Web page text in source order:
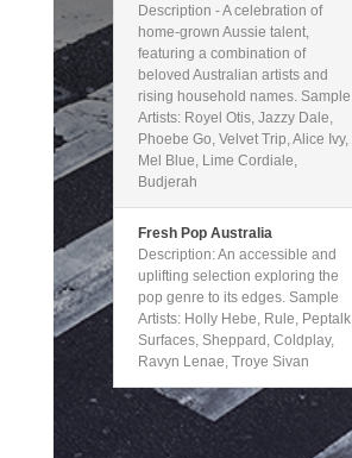
Description - A celebration of
home-grown Aussie talent,
featuring a combination of
beloved Australian artists and
rising household names. Sample
Artists: Royel Otis, Jazzy Dale,
Phoebe Go, Velvet Trip, Alice Ivy,
Mel Blue, Lime Cordiale,
Budjerah
Fresh Pop Australia
Description: An accessible and
uplifting selection exploring the
pop genre to its edges. Sample
Artists: Holly Hebe, Rule, Peptalk,
Surfaces, Sheppard, Coldplay,
Ravyn Lenae, Troye Sivan